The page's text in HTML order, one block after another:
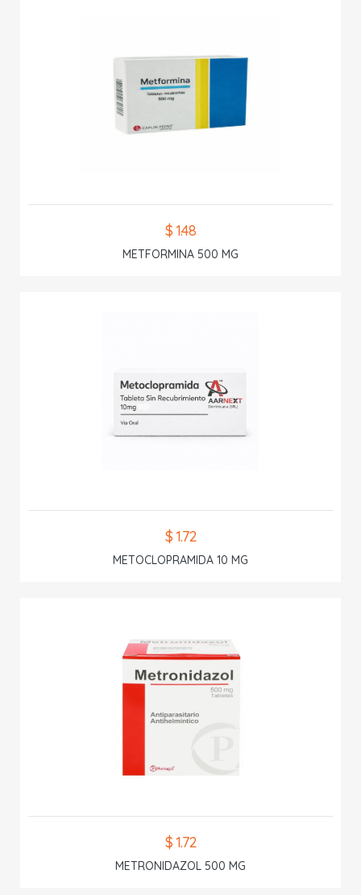
$ 1.48
METFORMINA 500 MG
$ 1.72
METOCLOPRAMIDA 10 MG
$ 1.72
METRONIDAZOL 500 MG